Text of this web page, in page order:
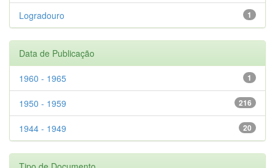
1
Logradouro
Data de Publicação
1
1960 - 1965
216
1950 - 1959
20
1944 - 1949